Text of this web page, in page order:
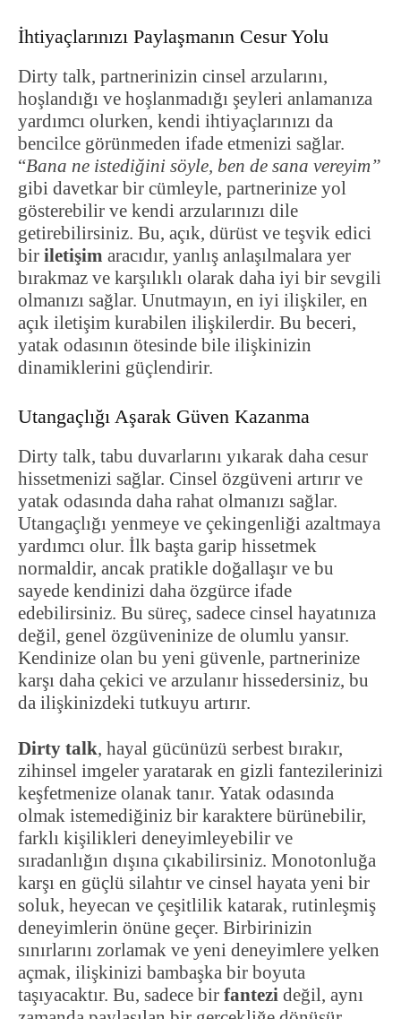
İhtiyaçlarınızı Paylaşmanın Cesur Yolu
Dirty talk, partnerinizin cinsel arzularını,
hoşlandığı ve hoşlanmadığı şeyleri anlamanıza
yardımcı olurken, kendi ihtiyaçlarınızı da
bencilce görünmeden ifade etmenizi sağlar.
“Bana ne istediğini söyle, ben de sana vereyim”
gibi davetkar bir cümleyle, partnerinize yol
gösterebilir ve kendi arzularınızı dile
getirebilirsiniz. Bu, açık, dürüst ve teşvik edici
bir iletişim aracıdır, yanlış anlaşılmalara yer
bırakmaz ve karşılıklı olarak daha iyi bir sevgili
olmanızı sağlar. Unutmayın, en iyi ilişkiler, en
açık iletişim kurabilen ilişkilerdir. Bu beceri,
yatak odasının ötesinde bile ilişkinizin
dinamiklerini güçlendirir.
Utangaçlığı Aşarak Güven Kazanma
Dirty talk, tabu duvarlarını yıkarak daha cesur
hissetmenizi sağlar. Cinsel özgüveni artırır ve
yatak odasında daha rahat olmanızı sağlar.
Utangaçlığı yenmeye ve çekingenliği azaltmaya
yardımcı olur. İlk başta garip hissetmek
normaldir, ancak pratikle doğallaşır ve bu
sayede kendinizi daha özgürce ifade
edebilirsiniz. Bu süreç, sadece cinsel hayatınıza
değil, genel özgüveninize de olumlu yansır.
Kendinize olan bu yeni güvenle, partnerinize
karşı daha çekici ve arzulanır hissedersiniz, bu
da ilişkinizdeki tutkuyu artırır.
Dirty talk, hayal gücünüzü serbest bırakır,
zihinsel imgeler yaratarak en gizli fantezilerinizi
keşfetmenize olanak tanır. Yatak odasında
olmak istemediğiniz bir karaktere bürünebilir,
farklı kişilikleri deneyimleyebilir ve
sıradanlığın dışına çıkabilirsiniz. Monotonluğa
karşı en güçlü silahtır ve cinsel hayata yeni bir
soluk, heyecan ve çeşitlilik katarak, rutinleşmiş
deneyimlerin önüne geçer. Birbirinizin
sınırlarını zorlamak ve yeni deneyimlere yelken
açmak, ilişkinizi bambaşka bir boyuta
taşıyacaktır. Bu, sadece bir fantezi değil, aynı